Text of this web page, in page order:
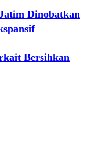
Dinobatkan
Bersihkan